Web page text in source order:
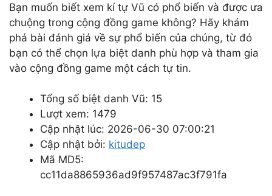
Bạn muốn biết xem kí tự Vũ có phổ biến và được ưa
chuộng trong cộng đồng game không? Hãy khám
phá bài đánh giá về sự phổ biến của chúng, từ đó
bạn có thể chọn lựa biệt danh phù hợp và tham gia
vào cộng đồng game một cách tự tin.
Tổng số biệt danh Vũ: 15
Lượt xem: 1479
Cập nhật lúc: 2026-06-30 07:00:21
Cập nhật bởi: kitudep
Mã MD5:
cc11da8865936ad9f957487ac3f791fa